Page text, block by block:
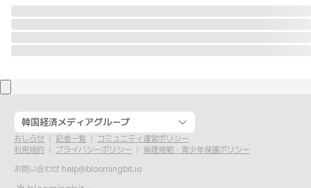
韓国経済メディアグループ
おしらせ 記者一覧
コミュニティ運営ポリシー
利用規約
プライバシーポリシー
倫理規範・青少年保護ポリシー
お問い合わせ help@bloomingbit.io